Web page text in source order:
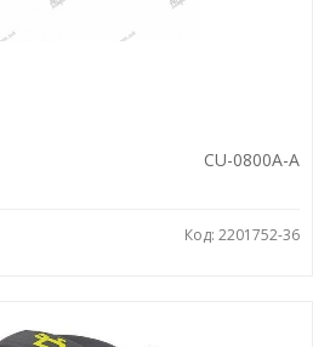
CU-0800A-A
Код: 2201752-36